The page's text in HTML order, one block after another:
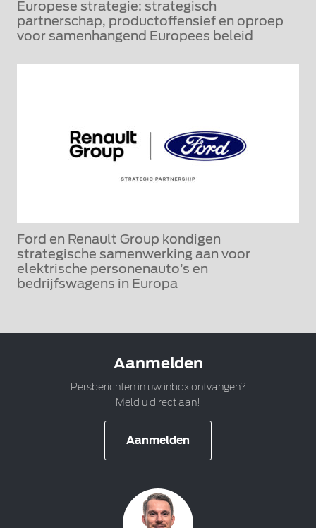
Europese strategie: strategisch
partnerschap, productoffensief en oproep
voor samenhangend Europees beleid
Ford en Renault Group kondigen
strategische samenwerking aan voor
elektrische personenauto’s en
bedrijfswagens in Europa
Aanmelden
Persberichten in uw inbox ontvangen?
Meld u direct aan!
Aanmelden